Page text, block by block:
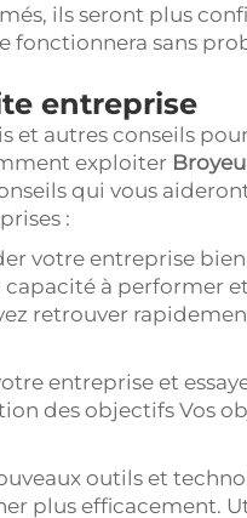
ils seront plus
fonctionnera sans
entreprise
autres conseils
exploiter
qui vous
:
votre entreprise
à performer
retrouver
entreprise et
des objectifs Vos
outils et
plus efficacement.